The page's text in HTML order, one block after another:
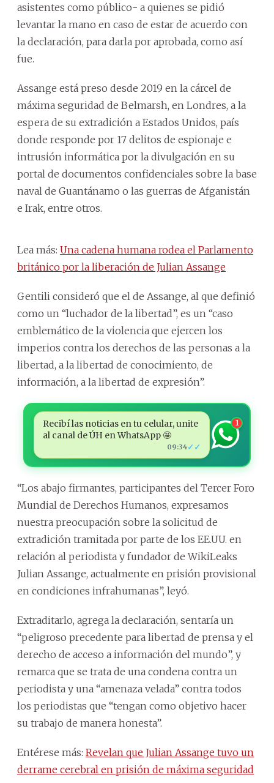
asistentes como público- a quienes se pidió
levantar la mano en caso de estar de acuerdo con
la declaración, para darla por aprobada, como así
fue.
Assange está preso desde 2019 en la cárcel de
máxima seguridad de Belmarsh, en Londres, a la
espera de su extradición a Estados Unidos, país
donde responde por 17 delitos de espionaje e
intrusión informática por la divulgación en su
portal de documentos confidenciales sobre la base
naval de Guantánamo o las guerras de Afganistán
e Irak, entre otros.
Lea más: Una cadena humana rodea el Parlamento
británico por la liberación de Julian Assange
Gentili consideró que el de Assange, al que definió
como un “luchador de la libertad”, es un “caso
emblemático de la violencia que ejercen los
imperios contra los derechos de las personas a la
libertad, a la libertad de conocimiento, de
información, a la libertad de expresión”.
Recibí las noticias en tu celular, unite
al canal de ÚH en WhatsApp 🤩
09:34✓✓
1
“Los abajo firmantes, participantes del Tercer Foro
Mundial de Derechos Humanos, expresamos
nuestra preocupación sobre la solicitud de
extradición tramitada por parte de los EE.UU. en
relación al periodista y fundador de WikiLeaks
Julian Assange, actualmente en prisión provisional
en condiciones infrahumanas”, leyó.
Extraditarlo, agrega la declaración, sentaría un
“peligroso precedente para libertad de prensa y el
derecho de acceso a información del mundo”, y
remarca que se trata de una condena contra un
periodista y una “amenaza velada” contra todos
los periodistas que “tengan como objetivo hacer
su trabajo de manera honesta”.
Entérese más: Revelan que Julian Assange tuvo un
derrame cerebral en prisión de máxima seguridad